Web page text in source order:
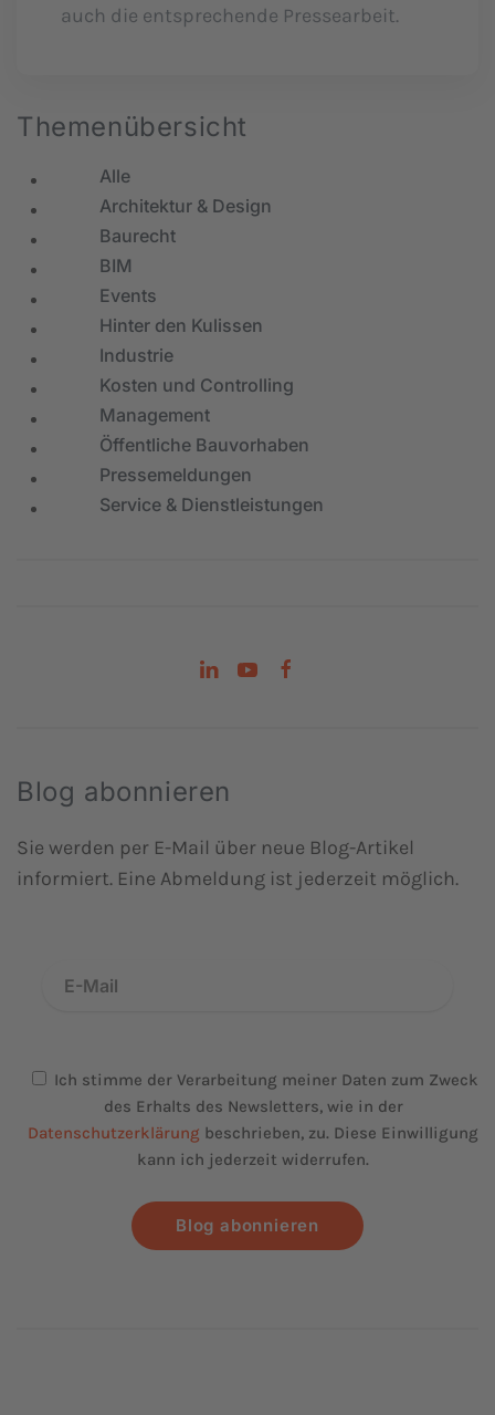
auch die entsprechende Pressearbeit.
Themenübersicht
Alle
Architektur & Design
Baurecht
BIM
Events
Hinter den Kulissen
Industrie
Kosten und Controlling
Management
Öffentliche Bauvorhaben
Pressemeldungen
Service & Dienstleistungen
Blog abonnieren
Sie werden per E-Mail über neue Blog-Artikel
informiert. Eine Abmeldung ist jederzeit möglich.
Ich stimme der Verarbeitung meiner Daten zum Zweck
des Erhalts des Newsletters, wie in der
Datenschutzerklärung beschrieben, zu. Diese Einwilligung
kann ich jederzeit widerrufen.
Blog abonnieren